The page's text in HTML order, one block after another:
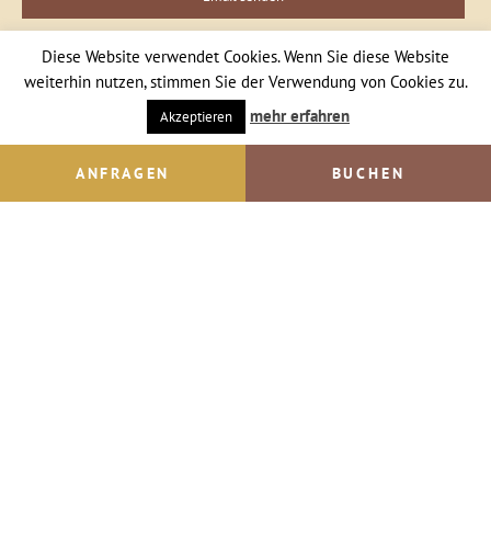
ANFRAGEN BUCHEN
Diese Website verwendet Cookies. Wenn Sie diese Website
weiterhin nutzen, stimmen Sie der Verwendung von Cookies zu.
Akzeptieren mehr erfahren